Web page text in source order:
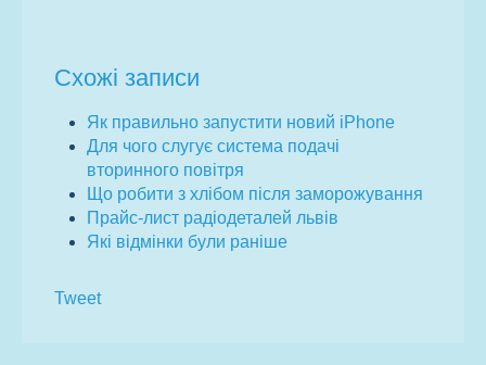
Схожі записи
Як правильно запустити новий iPhone
Для чого слугує система подачі
вторинного повітря
Що робити з хлібом після заморожування
Прайс-лист радіодеталей львів
Які відмінки були раніше
Tweet